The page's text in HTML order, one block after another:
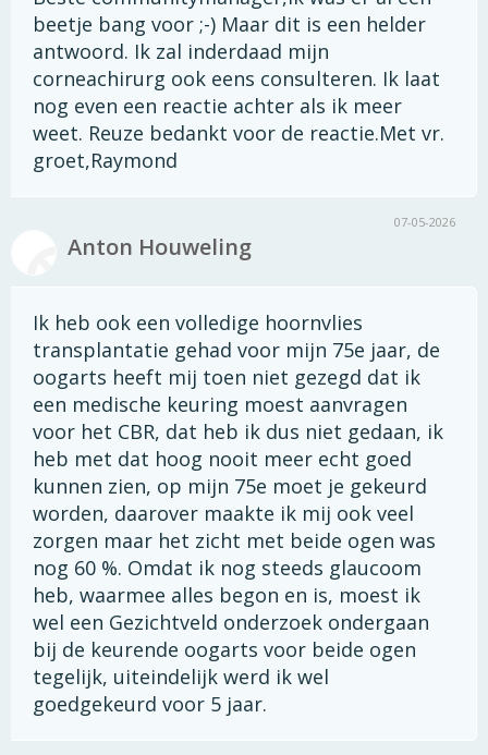
beetje bang voor ;-) Maar dit is een helder
antwoord. Ik zal inderdaad mijn
corneachirurg ook eens consulteren. Ik laat
nog even een reactie achter als ik meer
weet. Reuze bedankt voor de reactie.Met vr.
groet,Raymond
Anton Houweling
07-05-2026
Ik heb ook een volledige hoornvlies
transplantatie gehad voor mijn 75e jaar, de
oogarts heeft mij toen niet gezegd dat ik
een medische keuring moest aanvragen
voor het CBR, dat heb ik dus niet gedaan, ik
heb met dat hoog nooit meer echt goed
kunnen zien, op mijn 75e moet je gekeurd
worden, daarover maakte ik mij ook veel
zorgen maar het zicht met beide ogen was
nog 60 %. Omdat ik nog steeds glaucoom
heb, waarmee alles begon en is, moest ik
wel een Gezichtveld onderzoek ondergaan
bij de keurende oogarts voor beide ogen
tegelijk, uiteindelijk werd ik wel
goedgekeurd voor 5 jaar.